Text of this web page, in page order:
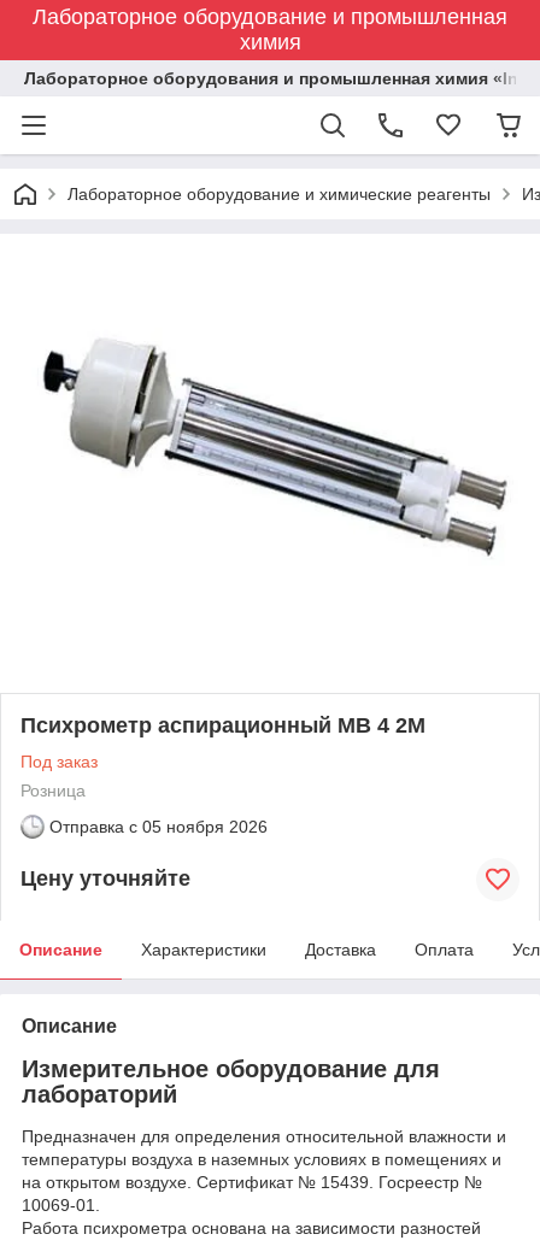
Лабораторное оборудование и промышленная
химия
Лабораторное оборудования и промышленная химия
Лабораторное оборудование и химические реагенты
Психрометр аспирационный МВ 4 2М
Под заказ
Розница
Отправка с 05 ноября 2026
Цену уточняйте
Описание Характеристики Доставка Оплата
Описание
Измерительное оборудование для
лабораторий
Предназначен для определения относительной влажности и
температуры воздуха в наземных условиях в помещениях и
на открытом воздухе. Сертификат № 15439. Госреестр №
10069-01.
Работа психрометра основана на зависимости разностей